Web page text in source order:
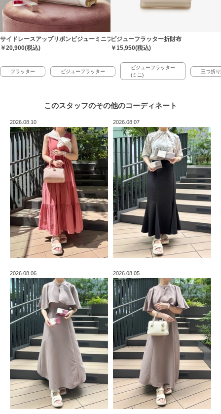
サイドレースアップリボンビジューミニフラッター
￥20,900(税込)
ビジューフラッター折財布
￥15,950(税込)
フラッター ビジューフラッター
ビジューフラッター
(ミニ)
三つ折
このスタッフのその他のコーディネート
2026.08.10 2026.08.07
2026.08.06 2026.08.05